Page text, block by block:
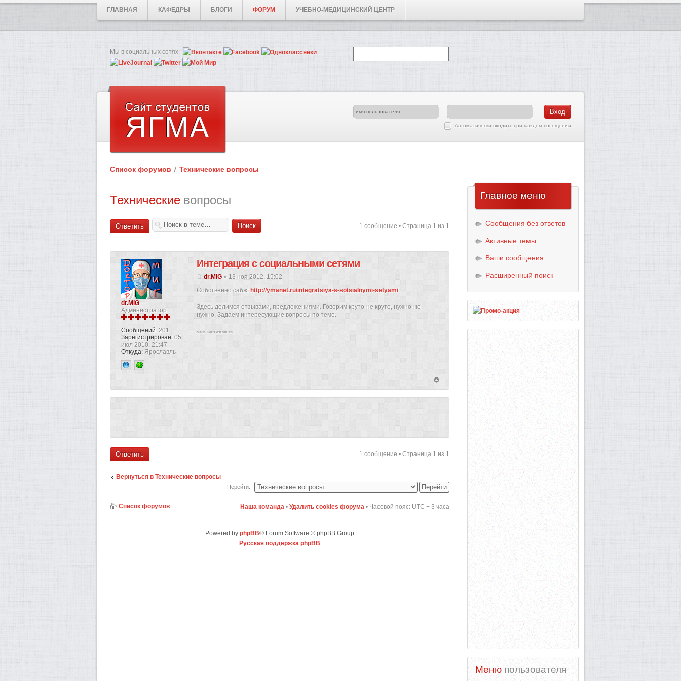
ГЛАВНАЯ КАФЕДРЫ БЛОГИ ФОРУМ УЧЕБНО-МЕДИЦИНСКИЙ ЦЕНТР
Мы в социальных сетях:
Автоматически входить при каждом посещении
Список форумов Технические вопросы
Технические вопросы
Ответить 1 сообщение • Страница 1 из 1
Интеграция с социальными сетями
dr.MIG » 13 ноя 2012, 15:02
Собственно сабж: http://ymanet.ru/integratsiya-s-sotsialnymi-setyami
Здесь делимся отзывами, предложениями. Говорим круто-не круто, нужно-не
нужно. Задаем интересующие вопросы по теме.
Meus Deus est vitium
dr.MIG
Администратор
Сообщений: 201
Зарегистрирован: 05
июл 2010, 21:47
Откуда: Ярославль
Ответить 1 сообщение • Страница 1 из 1
Вернуться в Технические вопросы
Перейти:
Список форумов Наша команда • Удалить cookies форума • Часовой пояс: UTC + 3 часа
Powered by phpBB® Forum Software © phpBB Group
Русская поддержка phpBB
Главное меню
Сообщения без ответов
Активные темы
Ваши сообщения
Расширенный поиск
Меню пользователя